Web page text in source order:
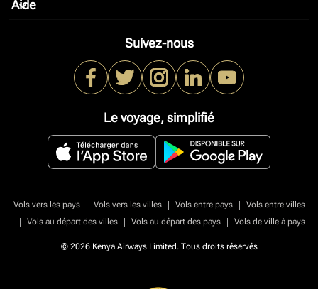
Aide
keyboard_arrow_down
Suivez-nous
Le voyage, simplifié
Vols vers les pays | Vols vers les villes | Vols entre pays |
Vols entre villes
|
Vols au départ des villes | Vols au départ des pays | Vols de ville à pays
© 2026 Kenya Airways Limited. Tous droits réservés